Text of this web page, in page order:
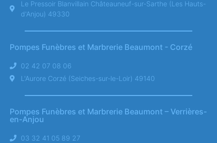
Le Pressoir Blanvillain Châteauneuf-sur-Sarthe (Les Hauts-
d'Anjou) 49330
Pompes Funèbres et Marbrerie Beaumont - Corzé
02 42 07 08 06
L'Aurore Corzé (Seiches-sur-le-Loir) 49140
Pompes Funèbres et Marbrerie Beaumont – Verrières-
en-Anjou
03 32 41 05 89 27